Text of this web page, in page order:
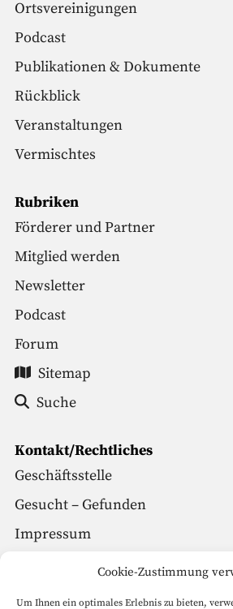
Cookie-Zustimmung
Um Ihnen ein optimales Erlebnis zu bieten,
Ortsvereinigungen
Podcast
Publikationen & Dokumente
Rückblick
Veranstaltungen
Vermischtes
Rubriken
Förderer und Partner
Mitglied werden
Newsletter
Podcast
Forum
Sitemap
Suche
Kontakt/Rechtliches
Geschäftsstelle
Gesucht – Gefunden
Impressum